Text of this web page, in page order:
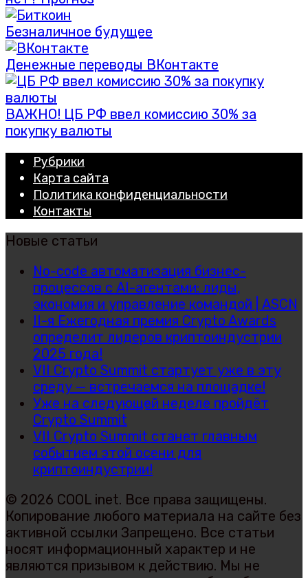
Безналичное будущее
Денежные переводы ВКонтакте
ВАЖНО! ЦБ РФ ввел комиссию 30% за
покупку валюты
Рубрики
Карта сайта
Политика конфиденциальности
Контакты
Новые статьи
No-code автоматизация бизнес-
процессов с AI-агентами: лиды,
экономия и управление командой | ASCN
II-я Ежегодная премия Crypto Awards
определит лидеров криптоиндустрии
2025 года!
VII Crypto Summit стартует уже в эту
среду — встречаемся на площадке!
Уже на следующей неделе пройдёт
Crypto Summit
VII Crypto Summit станет главным
событием этой осени для
криптоиндустрии!
© 2026 COOL inet. Все права защищены.
Копирование любого материала на сайте без
активной ссылки Запрещено. Все статьи
носят информационный характер и не
являются призывом к действию. Мы не